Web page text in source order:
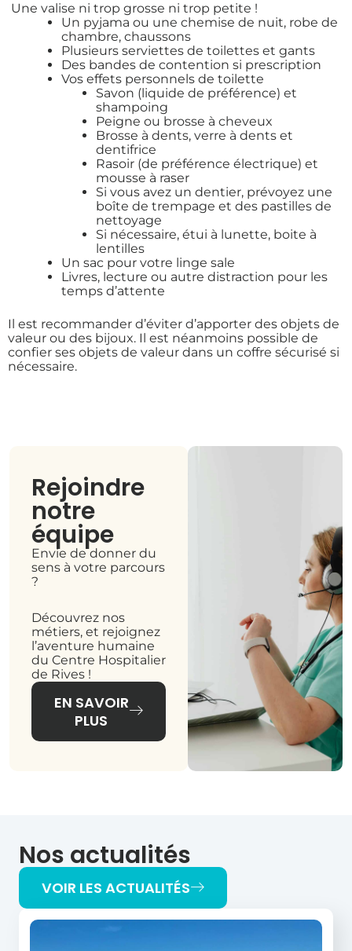
Une valise ni trop grosse ni trop petite !
Un pyjama ou une chemise de nuit, robe de
chambre, chaussons
Plusieurs serviettes de toilettes et gants
Des bandes de contention si prescription
Vos effets personnels de toilette
Savon (liquide de préférence) et
shampoing
Peigne ou brosse à cheveux
Brosse à dents, verre à dents et
dentifrice
Rasoir (de préférence électrique) et
mousse à raser
Si vous avez un dentier, prévoyez une
boîte de trempage et des pastilles de
nettoyage
Si nécessaire, étui à lunette, boite à
lentilles
Un sac pour votre linge sale
Livres, lecture ou autre distraction pour les
temps d’attente
Il est recommander d’éviter d’apporter des objets de
valeur ou des bijoux. Il est néanmoins possible de
confier ses objets de valeur dans un coffre sécurisé si
nécessaire.
Rejoindre
notre
équipe
Envie de donner du
sens à votre parcours
?
Découvrez nos
métiers, et rejoignez
l’aventure humaine
du Centre Hospitalier
de Rives !
EN SAVOIR
PLUS
Nos actualités
VOIR LES ACTUALITÉS